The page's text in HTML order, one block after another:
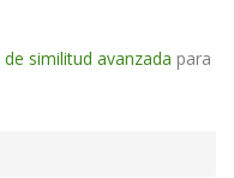
similitud avanzada para